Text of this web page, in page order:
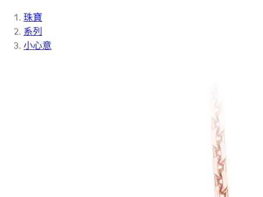
珠寶
系列
小心意